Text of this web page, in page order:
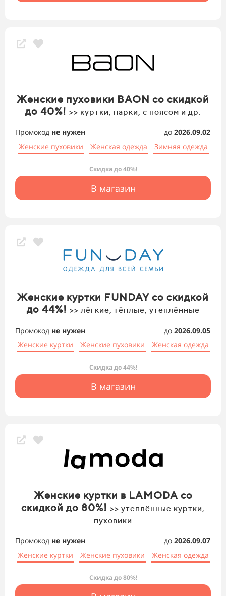
Женские пуховики BAON со скидкой
до 40%! >> куртки, парки, с поясом и др.
Промокод не нужен до 2026.09.02
Женские пуховики
Женская одежда Зимняя одежда
Скидка до 40%!
В магазин
Женские куртки FUNDAY со скидкой
до 44%! >> лёгкие, тёплые, утеплённые
Промокод не нужен до 2026.09.05
Женские куртки
Женские пуховики Женская одежда
Скидка до 44%!
В магазин
Женские куртки в LAMODA со
скидкой до 80%! >> утеплённые куртки,
пуховики
Промокод не нужен до 2026.09.07
Женские куртки
Женские пуховики Женская одежда
Скидка до 80%!